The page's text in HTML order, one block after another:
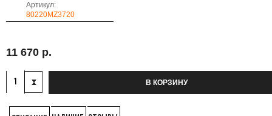
Артикул:
80220MZ3720
11 670 р.
В КОРЗИНУ